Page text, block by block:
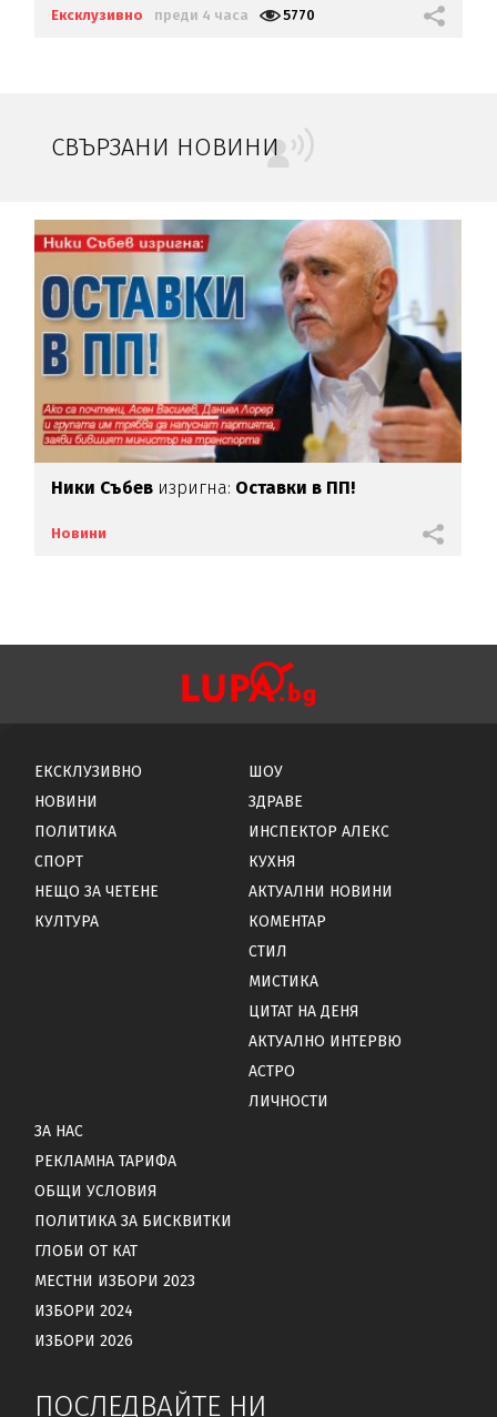
Ексклузивно преди 4 часа 5770
СВЪРЗАНИ НОВИНИ
Ники Събев изригна: Оставки в ПП!
Новини
ЕКСКЛУЗИВНО
НОВИНИ
ПОЛИТИКА
СПОРТ
НЕЩО ЗА ЧЕТЕНЕ
КУЛТУРА
ШОУ
ЗДРАВЕ
ИНСПЕКТОР АЛЕКС
КУХНЯ
АКТУАЛНИ НОВИНИ
КОМЕНТАР
СТИЛ
МИСТИКА
ЦИТАТ НА ДЕНЯ
АКТУАЛНО ИНТЕРВЮ
АСТРО
ЛИЧНОСТИ
ЗА НАС
РЕКЛАМНА ТАРИФА
ОБЩИ УСЛОВИЯ
ПОЛИТИКА ЗА БИСКВИТКИ
ГЛОБИ ОТ КАТ
МЕСТНИ ИЗБОРИ 2023
ИЗБОРИ 2024
ИЗБОРИ 2026
ПОСЛЕДВАЙТЕ НИ